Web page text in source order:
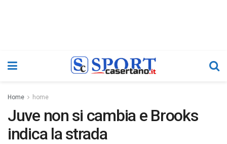
Home home
Juve non si cambia e Brooks
indica la strada